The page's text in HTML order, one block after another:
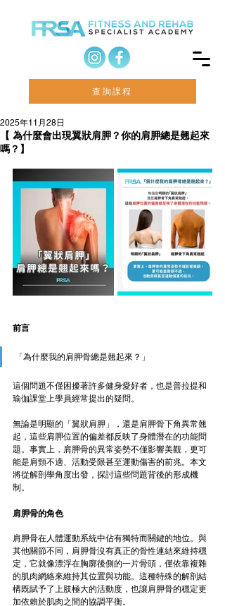
查詢課程
【 為什麼會出現翼狀肩胛？你的肩胛總是翹起來
嗎？】
2025年11月28日
前言
「為什麼我的肩胛骨總是翹起來？」
這個問題不僅困擾著許多健身愛好者，也是普拉提和
瑜伽課堂上學員經常提出的疑問。
無論是明顯的「翼狀肩胛」，還是肩胛骨下角異常翹
起，這些肩胛位置的偏差都反映了身體潛在的功能問
題。事實上，肩胛骨的異常姿勢不僅影響美觀，更可
能是肩頸不適、活動受限甚至運動傷害的前兆。本文
將從解剖學角度出發，探討這些問題背後的形成機
制。
肩胛骨的角色
肩胛骨在人體運動系統中佔有獨特而關鍵的地位。與
其他關節不同，肩胛骨沒有真正的骨性連結來維持穩
定，它就像漂浮在胸廓後側的一片骨頭，僅依靠複雜
的肌肉網絡來維持其位置與功能。這種特殊的解剖結
構既賦予了上肢極大的活動度，也讓肩胛骨的穩定更
加依賴於肌肉之間的協調平衡。